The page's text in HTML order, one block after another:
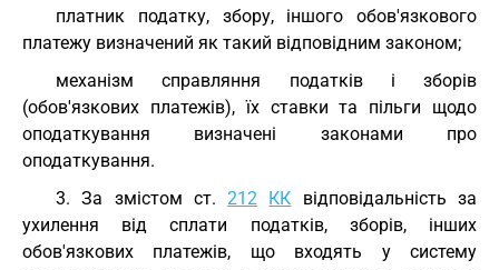
платник податку, збору, іншого обов'язкового
платежу визначений як такий відповідним законом;
механізм справляння податків і зборів
(обов'язкових платежів), їх ставки та пільги щодо
оподаткування визначені законами про
оподаткування.
3. За змістом ст.212 КК відповідальність за
ухилення від сплати податків, зборів, інших
обов'язкових платежів, що входять у систему